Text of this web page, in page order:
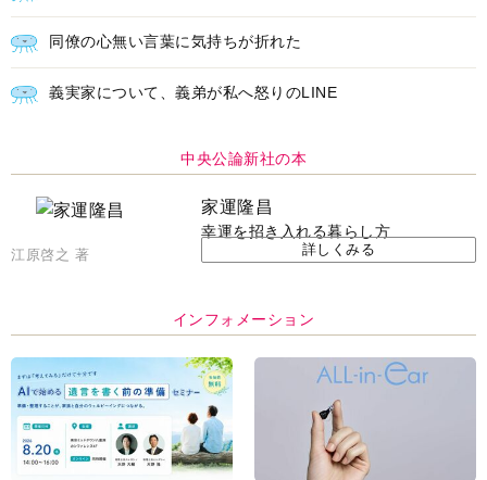
同僚の心無い言葉に気持ちが折れた
義実家について、義弟が私へ怒りのLINE
中央公論新社の本
家運隆昌
幸運を招き入れる暮らし方
江原啓之 著 詳しくみる
インフォメーション